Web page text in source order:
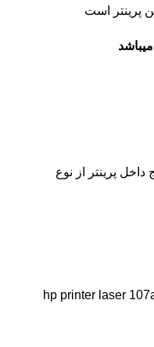
داخل پرینتر از نوع
: hp printer laser